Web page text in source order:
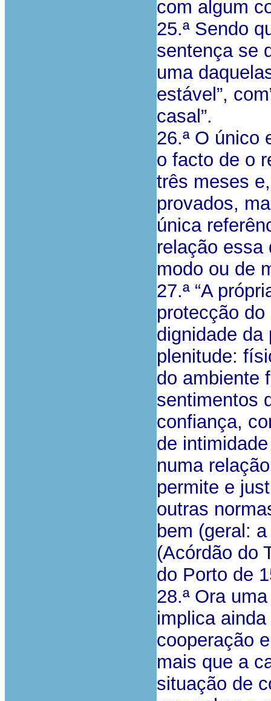
com algum
25.ª Sendo
sentença se
uma
estável”,
casal”.
26.ª O único
o facto de o
três meses
provados,
única
relação essa
modo ou de
27.ª “A
protecção
dignidade da
plenitude:
do ambiente
sentimentos
confiança,
de
numa
permite e
outras
bem (geral:
(Acórdão do
do Porto de
28.ª Ora
implica
cooperação
mais que a
situação de